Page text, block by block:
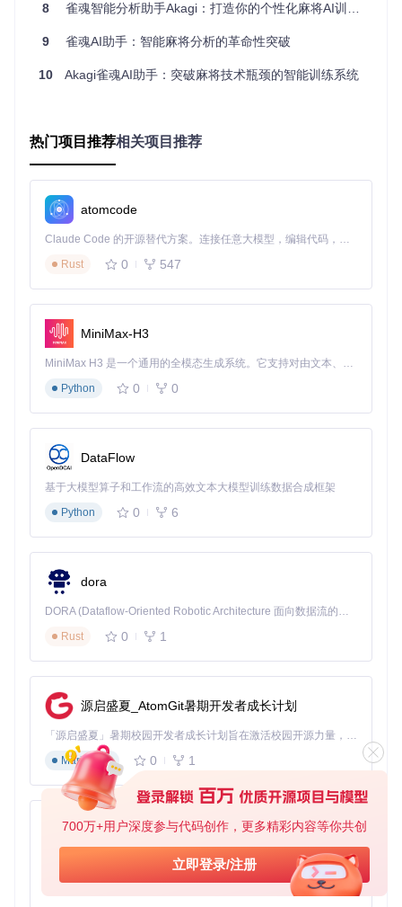
700万+用户深度参与代码创作，更多精彩内容等你共创
立即登录/注册
xy_port参数是否与系统端口冲突，建议设置为8080或88
场景化应用指南：三级能力体系实践
基础配置：保持
h设为"基础"
功能启用
开启"手牌分析"：实时显示当前手牌价值评分
启用"舍牌建议"：在界面右侧显示推荐弃牌顺序
每回合查看AI给出的★星级推荐（★越多表示优先级越
高）
通过gui.py界面的可视化牌谱学习标准打法
进阶提升：定制化战术开发
核心目标
参数调优
整至2048MB
速度
专项训练
使用example.py运行预设牌局模拟
通过convert.py 工具将实战记录转为训练数据
专家模式：深度定制与扩展开发
核心目标：打造专属的AI辅助系统
策略自定义：
通过mhm/hook/开发自定义事件响应逻辑
性能优化
调整settings.json中的线程数配置（建议设为CPU核心
数的1.5倍）
优化
mitm.py
插件开发：
基于mahjong_soul_api/
通过setup.py打包自定义插件
避坑指南与最佳实践
8 雀魂智能分析助手Akagi：打造你的个性化麻将AI训练系统
9 雀魂AI助手：智能麻将分析的革命性突破
10 Akagi雀魂AI助手：突破麻将技术瓶颈的智能训练系统
热门项目推荐相关项目推荐
atomcode
Claude Code 的开源替代方案。连接任意大模型，编辑代码，运行命令，自动验证 — 全自动执行。用 Rust 构建，极致性能。 ｜ An open-source alternative to Claude Code. Connect any LLM, edit code, run commands, and verify changes — autonomously. Built in Rust for speed. Get Started
Rust
0 547
MiniMax-H3
MiniMax H3 是一个通用的全模态生成系统。它支持对由文本、图像、视频和音频组成的多模态上下文进行统一理解，并能生成分辨率高达 2K、时长可达 15 秒的带原生立体声音频的视频。得益于面向任务泛化的系统设计，H3 在预训练阶段就已具备广泛的多模态上下文理解与生成能力，能够出色地执行复杂的多模态指令。
Python
0 0
DataFlow
基于大模型算子和工作流的高效文本大模型训练数据合成框架
Python
0 6
dora
DORA (Dataflow-Oriented Robotic Architecture 面向数据流的机器人架构) 是为 AI 与具身智能机器人打造的高性能开发框架，以数据流范式重构开发逻辑，原生支持分布式部署与端边云协同 —— 无需复杂适配，即可实现一体端到端具身大小脑、VLA等模型部署，无缝衔接感知、推理、控制全链路，让 AI 能力与机器人动作深度融合。 依托 Rust 内核与零拷贝通信技术，它将具身大小脑、VLA等模型推理、多模态数据融合延迟压缩至微秒级，同时兼容 ROS2 生态与国产 AI 芯片，彻底降低具身智能机器人的开发门槛，让分布式部署下的 AI 赋能创新更高效、更灵活。
Rust
0 1
源启盛夏_AtomGit暑期开发者成长计划
「源启盛夏」暑期校园开发者成长计划旨在激活校园开源力量，通过积分激励、认证扶持、资源倾斜等形式，引导高校组织和开发者完成「入驻 — 建项目 — 做贡献 — 获认证 — 得资源」的完整闭环。无论你是想带领社团入驻平台的组织者，还是希望用代码贡献证明自己的开发者，都能在这里找到属于你的成长路径。
Markdown
0 1
py-xiaozhi
基于Python的Xiaozhi AI，适用于想要完整Xiaozhi体验而无需拥有专用硬件的用户。
Python
0 1